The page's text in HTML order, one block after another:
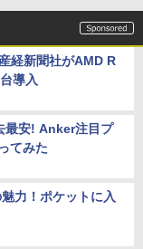
経新聞社がAMD R
導入
最安! Anker注目プ
てみた
力！ポケットに入